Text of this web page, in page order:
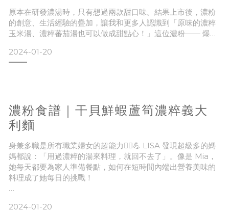
知道並不是每個人都能時時刻刻準備這些食材，或甚至不知道
適合人數：2 人
● 濃粹芋頭湯-醇芋
原本在研發濃湯時，只有想過兩款甜口味。結果上市後，濃粉
的創意、生活經驗的疊加，讓我和更多人認識到「原味的濃粹
玉米湯、濃粹蕃茄湯也可以做成甜點心！」這位濃粉—— 爆米
童年時光，是記憶中最美好的年代。畫出親愛的輪廓，填入滿
滿的誠意，當熱情的氣泡滿溢，轉身一瞬，笑容永遠烙印在心
#食材準備
適合人數：2 人
2024-01-20
濃粉食譜｜干貝鮮蝦蘆筍濃粹義大
利麵
身兼多職是所有職業婦女的超能力🦸‍♀️💪 LISA 發現超級多的媽
媽都說：「用過濃粹的湯來料理，就回不去了」。像是 Mia，
她每天都要為家人準備餐點，如何在短時間內端出營養美味的
料理成了她每日的挑戰！
2024-01-20